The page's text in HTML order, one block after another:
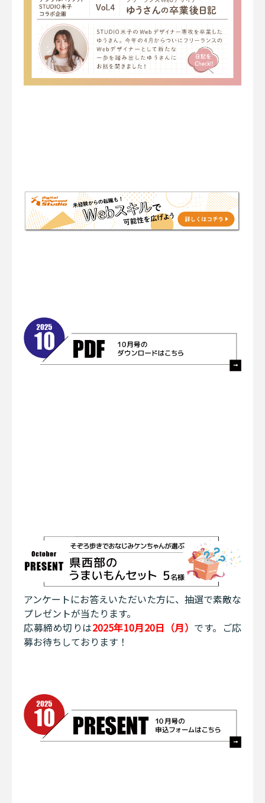
アンケートにお答えいただいた方に、抽選で素敵な
プレゼントが当たります。
応募締め切りは2025年10月20日（月） です。ご応
募お待ちしております！